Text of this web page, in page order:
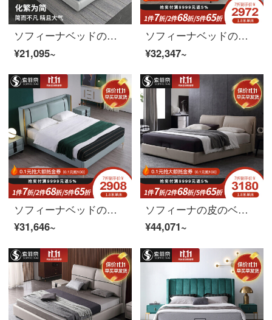
ソフィーナベッドの真皮の枕元の牛皮のダブルベッドの真皮は現代では簡単で贅沢な北欧ベッドの主な寝台の軟包のシーツ(フレーム)1800*2000
¥21,095~
ソフィーナベッドの真皮ベッド北欧シンプル現代ベッドの高箱ベッドの主な寝室の木製ベッドのダブルベッド1.8メートル1.5メートルシングルベッド（フレーム）1800*2000
¥32,347~
ソフィーナベッドの真皮ベッド北欧現代簡素ベッドの軽奢な真皮ベッドの主なベッドは現代の簡単な結婚ベッドの1.8メートルのダブルベッドのシングルベッド（フレーム）1800*2000です。
¥31,646~
ソフィーナの皮のベッド真皮のベッド北欧の皮のベッドの主なベッドは近代的な簡単なものを保管します。
¥44,071~